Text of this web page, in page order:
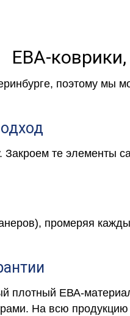
ЕВА-
поэтому мы
те элементы
промеряя
плотный ЕВА-
На всю продукцию